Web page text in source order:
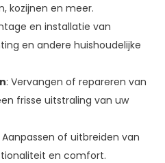
kozijnen en meer.
en installatie van
en andere huishoudelijke
: Vervangen of repareren van
frisse uitstraling van uw
Aanpassen of uitbreiden van
en comfort.